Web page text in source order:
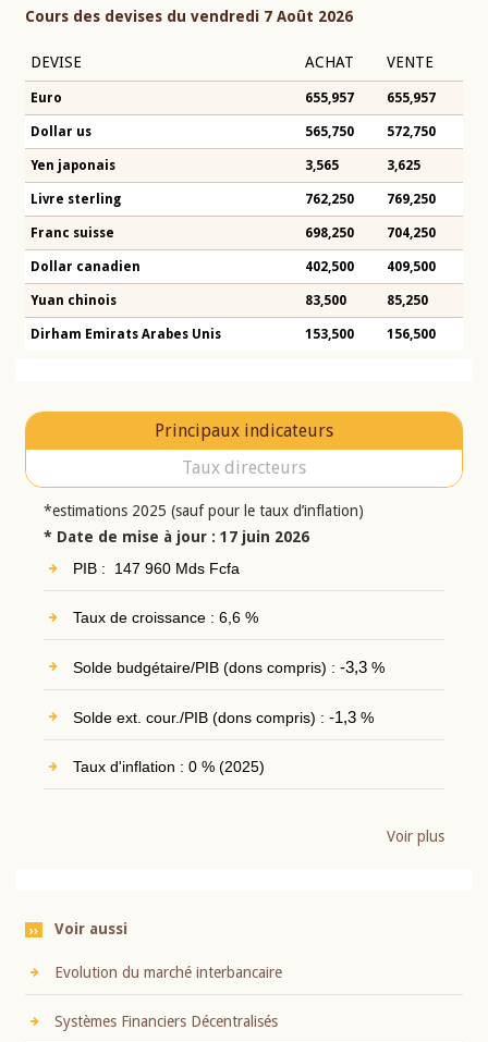
Cours des devises du vendredi 7 Août 2026
DEVISE ACHAT VENTE
Euro 655,957 655,957
Dollar us 565,750 572,750
Yen japonais 3,565 3,625
Livre sterling 762,250 769,250
Franc suisse 698,250 704,250
Dollar canadien 402,500 409,500
Yuan chinois 83,500 85,250
Dirham Emirats Arabes Unis 153,500 156,500
Principaux indicateurs
Taux directeurs
*estimations 2025 (sauf pour le taux d’inflation)
* Date de mise à jour : 17 juin 2026
PIB : 147 960 Mds Fcfa
Taux de croissance : 6,6 %
Solde budgétaire/PIB (dons compris) : -3,3%
Solde ext. cour./PIB (dons compris) : -1,3%
Taux d'inflation : 0 % (2025)
Voir plus
Voir aussi
Evolution du marché interbancaire
Systèmes Financiers Décentralisés